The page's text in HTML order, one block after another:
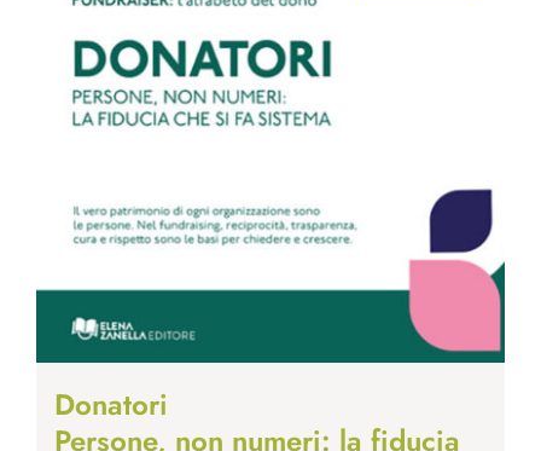
Donatori
Persone, non numeri: la fiducia